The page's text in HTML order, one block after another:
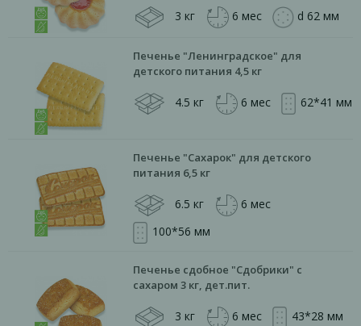
3 кг 6 мес d 62 мм
Печенье "Ленинградское" для
детского питания 4,5 кг
4.5 кг 6 мес 62*41 мм
Печенье "Сахарок" для детского
питания 6,5 кг
6.5 кг
6 мес
100*56 мм
Печенье сдобное "Сдобрики" с
сахаром 3 кг, дет.пит.
3 кг 6 мес 43*28 мм